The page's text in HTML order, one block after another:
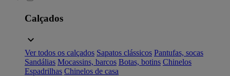
Calçados
Ver todos os calçados Sapatos clássicos Pantufas, socas
Sandálias Mocassins, barcos Botas, botins Chinelos
Espadrilhas Chinelos de casa